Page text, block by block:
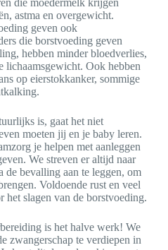
astma en overgewicht.
geven ook
die borstvoeding geven
hebben minder bloedverlies,
lichaamsgewicht. Ook hebben
op eierstokkanker, sommige
is, gaat het niet
moeten jij en je baby leren.
je helpen met aanleggen
We streven er altijd naar
de bevalling aan te leggen, om
Voldoende rust en veel
het slagen van de borstvoeding.
is het halve werk! We
zwangerschap te verdiepen in